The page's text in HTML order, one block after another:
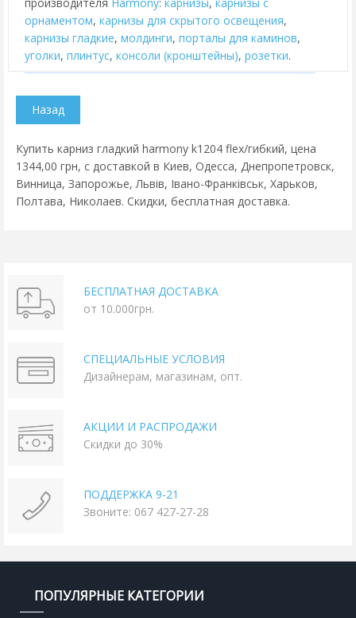
орнаментом, карнизы для скрытого освещения,
карнизы гладкие, молдинги, порталы для каминов,
уголки, плинтус, консоли (кронштейны), розетки.
Купить карниз гладкий harmony k1204 flex/гибкий, цена
1344,00 грн, с доставкой в Киев, Одесса, Днепропетровск,
Винница, Запорожье, Львів, Івано-Франківськ, Харьков,
Полтава, Николаев. Скидки, бесплатная доставка.
БЕСПЛАТНАЯ ДОСТАВКА
от 10.000грн.
СПЕЦИАЛЬНЫЕ УСЛОВИЯ
Дизайнерам, магазинам, опт.
АКЦИИ И РАСПРОДАЖИ
Скидки до 30%
ПОДДЕРЖКА 9-21
Звоните: 067 427-27-28
ПОПУЛЯРНЫЕ КАТЕГОРИИ